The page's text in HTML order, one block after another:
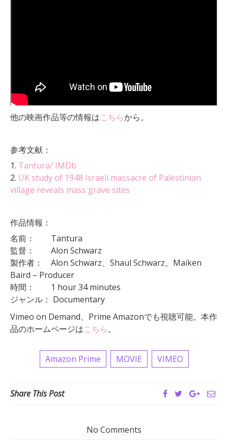
他の映画作品等の情報はこちらから。
参考文献：
1. Tantura/ IMDb
2. UK study of 1948 Israeli massacre of Palestinian
village reveals mass grave sites
作品情報：
名前： Tantura
監督： Alon Schwarz
製作者： Alon Schwarz、Shaul Schwarz、Maiken
Baird – Producer
時間： 1 hour 34 minutes
ジャンル： Documentary
Vimeo on Demand、Prime Amazonでも視聴可能。本作
品のホームページはこちら。
Amazon Prime MOVIE VIMEO
Share This Post
No Comments